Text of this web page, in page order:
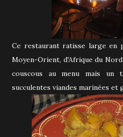
Ce restaurant ratisse large en
Moyen-Orient, d'Afrique du Nord
couscous au menu mais un
succulentes viandes marinées et